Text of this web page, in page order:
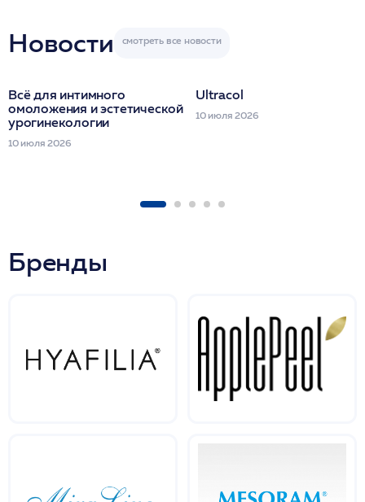
Новости
Всё для интимного
омоложения и эстетической
урогинекологии
10 июля 2026
Ultracol
10 июля 2026
Бренды